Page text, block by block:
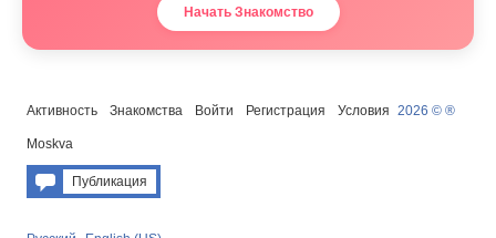
Начать Знакомство
Активность Знакомства Войти Регистрация Условия 2026 © ®
Moskva
Публикация